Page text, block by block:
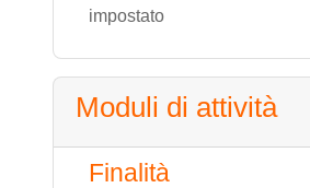
impostato
Moduli di attività
Finalità